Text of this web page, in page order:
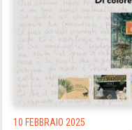
10 FEBBRAIO 2025